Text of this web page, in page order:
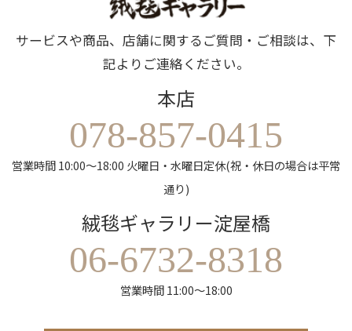
サービスや商品、店舗に関するご質問・ご相談は、下
記よりご連絡ください。
本店
078-857-0415
営業時間 10:00～18:00 火曜日・水曜日定休(祝・休日の場合は平常
通り)
絨毯ギャラリー淀屋橋
06-6732-8318
営業時間 11:00～18:00